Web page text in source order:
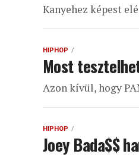
Kanyehez képest
HIPHOP
Most
Azon kívül, hogy
HIPHOP
Joey Bada$$